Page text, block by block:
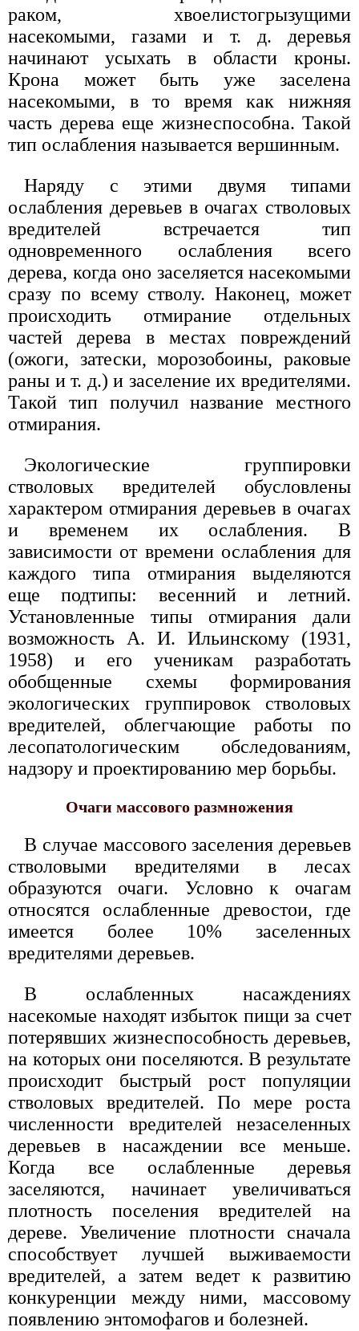
раком, хвоелистогрызущими
насекомыми, газами и т. д. деревья
начинают усыхать в области кроны.
Крона может быть уже заселена
насекомыми, в то время как нижняя
часть дерева еще жизнеспособна. Такой
тип ослабления называется вершинным.
Наряду с этими двумя типами
ослабления деревьев в очагах стволовых
вредителей встречается тип
одновременного ослабления всего
дерева, когда оно заселяется насекомыми
сразу по всему стволу. Наконец, может
происходить отмирание отдельных
частей дерева в местах повреждений
(ожоги, затески, морозобоины, раковые
раны и т. д.) и заселение их вредителями.
Такой тип получил название местного
отмирания.
Экологические группировки
стволовых вредителей обусловлены
характером отмирания деревьев в очагах
и временем их ослабления. В
зависимости от времени ослабления для
каждого типа отмирания выделяются
еще подтипы: весенний и летний.
Установленные типы отмирания дали
возможность А. И. Ильинскому (1931,
1958) и его ученикам разработать
обобщенные схемы формирования
экологических группировок стволовых
вредителей, облегчающие работы по
лесопатологическим обследованиям,
надзору и проектированию мер борьбы.
Очаги массового размножения
В случае массового заселения деревьев
стволовыми вредителями в лесах
образуются очаги. Условно к очагам
относятся ослабленные древостои, где
имеется более 10% заселенных
вредителями деревьев.
В ослабленных насаждениях
насекомые находят избыток пищи за счет
потерявших жизнеспособность деревьев,
на которых они поселяются. В результате
происходит быстрый рост популяции
стволовых вредителей. По мере роста
численности вредителей незаселенных
деревьев в насаждении все меньше.
Когда все ослабленные деревья
заселяются, начинает увеличиваться
плотность поселения вредителей на
дереве. Увеличение плотности сначала
способствует лучшей выживаемости
вредителей, а затем ведет к развитию
конкуренции между ними, массовому
появлению энтомофагов и болезней.